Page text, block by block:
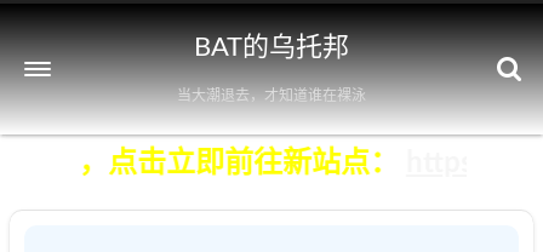
BAT的乌托邦
当大潮退去，才知道谁在裸泳
护），点击立即前往新站点：